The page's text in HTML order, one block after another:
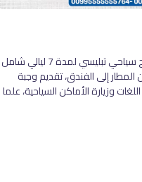
نقدم لكم من شركة توب جلوري ترافيل برنامج سياحي تبليسي لمدة 7 ليالي شامل
إلى الفندق، تقديم وجبة
وزيارة الأماكن السياحية، علما